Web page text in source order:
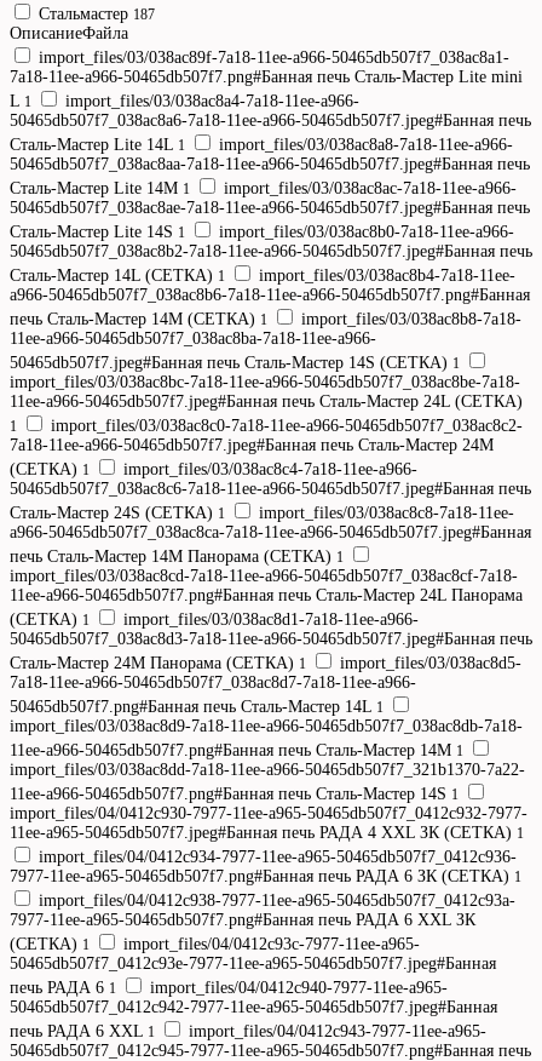
Стальмастер 187
ОписаниеФайла
import_files/03/038ac89f-7a18-11ee-a966-50465db507f7_038ac8a1-
7a18-11ee-a966-50465db507f7.png#Банная печь Сталь-Мастер Lite mini
L 1
import_files/03/038ac8a4-7a18-11ee-a966-
50465db507f7_038ac8a6-7a18-11ee-a966-50465db507f7.jpeg#Банная печь
Сталь-Мастер Lite 14L 1
import_files/03/038ac8a8-7a18-11ee-a966-
50465db507f7_038ac8aa-7a18-11ee-a966-50465db507f7.jpeg#Банная печь
Сталь-Мастер Lite 14M 1
import_files/03/038ac8ac-7a18-11ee-a966-
50465db507f7_038ac8ae-7a18-11ee-a966-50465db507f7.jpeg#Банная печь
Сталь-Мастер Lite 14S 1
import_files/03/038ac8b0-7a18-11ee-a966-
50465db507f7_038ac8b2-7a18-11ee-a966-50465db507f7.jpeg#Банная печь
Сталь-Мастер 14L (СЕТКА) 1
import_files/03/038ac8b4-7a18-11ee-
a966-50465db507f7_038ac8b6-7a18-11ee-a966-50465db507f7.png#Банная
печь Сталь-Мастер 14M (СЕТКА) 1
import_files/03/038ac8b8-7a18-
11ee-a966-50465db507f7_038ac8ba-7a18-11ee-a966-
50465db507f7.jpeg#Банная печь Сталь-Мастер 14S (СЕТКА) 1
import_files/03/038ac8bc-7a18-11ee-a966-50465db507f7_038ac8be-7a18-
11ee-a966-50465db507f7.jpeg#Банная печь Сталь-Мастер 24L (СЕТКА)
1
import_files/03/038ac8c0-7a18-11ee-a966-50465db507f7_038ac8c2-
7a18-11ee-a966-50465db507f7.jpeg#Банная печь Сталь-Мастер 24M
(СЕТКА) 1
import_files/03/038ac8c4-7a18-11ee-a966-
50465db507f7_038ac8c6-7a18-11ee-a966-50465db507f7.jpeg#Банная печь
Сталь-Мастер 24S (СЕТКА) 1
import_files/03/038ac8c8-7a18-11ee-
a966-50465db507f7_038ac8ca-7a18-11ee-a966-50465db507f7.jpeg#Банная
печь Сталь-Мастер 14M Панорама (СЕТКА) 1
import_files/03/038ac8cd-7a18-11ee-a966-50465db507f7_038ac8cf-7a18-
11ee-a966-50465db507f7.png#Банная печь Сталь-Мастер 24L Панорама
(СЕТКА) 1
import_files/03/038ac8d1-7a18-11ee-a966-
50465db507f7_038ac8d3-7a18-11ee-a966-50465db507f7.jpeg#Банная печь
Сталь-Мастер 24M Панорама (СЕТКА) 1
import_files/03/038ac8d5-
7a18-11ee-a966-50465db507f7_038ac8d7-7a18-11ee-a966-
50465db507f7.png#Банная печь Сталь-Мастер 14L 1
import_files/03/038ac8d9-7a18-11ee-a966-50465db507f7_038ac8db-7a18-
11ee-a966-50465db507f7.png#Банная печь Сталь-Мастер 14М 1
import_files/03/038ac8dd-7a18-11ee-a966-50465db507f7_321b1370-7a22-
11ee-a966-50465db507f7.png#Банная печь Сталь-Мастер 14S 1
import_files/04/0412c930-7977-11ee-a965-50465db507f7_0412c932-7977-
11ee-a965-50465db507f7.jpeg#Банная печь РАДА 4 XXL ЗК (СЕТКА) 1
import_files/04/0412c934-7977-11ee-a965-50465db507f7_0412c936-
7977-11ee-a965-50465db507f7.png#Банная печь РАДА 6 ЗК (СЕТКА) 1
import_files/04/0412c938-7977-11ee-a965-50465db507f7_0412c93a-
7977-11ee-a965-50465db507f7.png#Банная печь РАДА 6 XXL ЗК
(СЕТКА) 1
import_files/04/0412c93c-7977-11ee-a965-
50465db507f7_0412c93e-7977-11ee-a965-50465db507f7.jpeg#Банная
печь РАДА 6 1
import_files/04/0412c940-7977-11ee-a965-
50465db507f7_0412c942-7977-11ee-a965-50465db507f7.jpeg#Банная
печь РАДА 6 XXL 1
import_files/04/0412c943-7977-11ee-a965-
50465db507f7_0412c945-7977-11ee-a965-50465db507f7.png#Банная печь